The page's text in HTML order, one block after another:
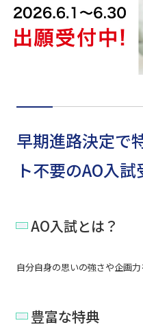
早期進路決定で
ト不要のAO入試
AO入試とは？
自分自身の思いの強さや企画
豊富な特典